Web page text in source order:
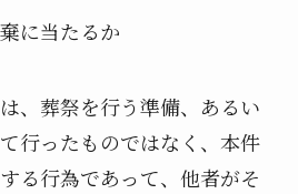
に当たるか
、葬祭を行う準備、 あるい
行ったものではなく、 本件
る行為であって、 他者がそ